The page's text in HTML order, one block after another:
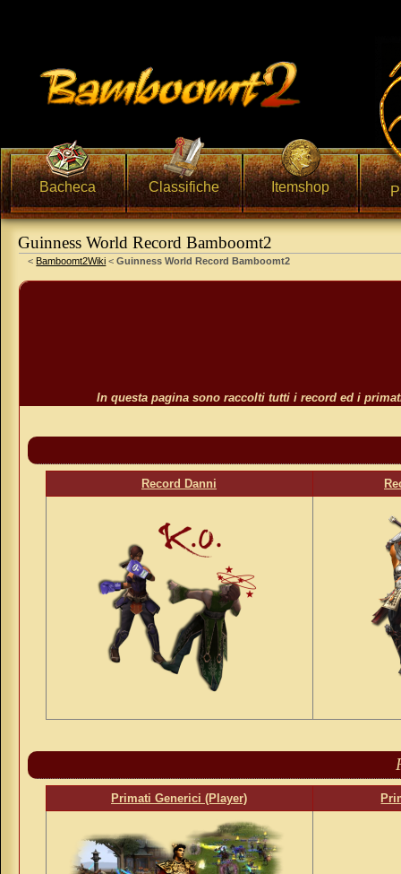
Bacheca Classifiche Itemshop
Guinness World Record Bamboomt2
Vai a:navigazione,ricerca
< Bamboomt2Wiki <Guinness World Record Bamboomt2
In questa pagina sono raccolti tutti i record ed i
Record Danni
Primati Generici (Player)